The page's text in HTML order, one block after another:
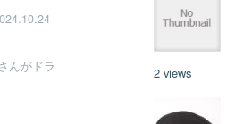
んがドラ
2 views